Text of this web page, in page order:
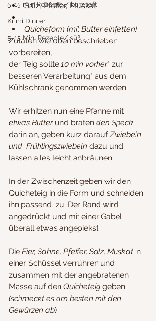
5-15 min Rezepte / herzhaft
Krimi Dinner
5-15 Min. Rezepte/ süß
Salz, Pfeffer, Muskat
Quicheform (mit Butter einfetten)
Zutaten wie oben beschrieben
vorbereiten,
der Teig sollte 10 min vorher" zur
besseren Verarbeitung" aus dem
Kühlschrank genommen werden.
Wir erhitzen nun eine Pfanne mit
etwas Butter und braten den Speck
darin an, geben kurz darauf Zwiebeln
und  Frühlingszwiebeln dazu und
lassen alles leicht anbräunen.
In der Zwischenzeit geben wir den
Quicheteig in die Form und schneiden
ihn passend  zu. Der Rand wird
angedrückt und mit einer Gabel
überall etwas angepiekst.
Die Eier, Sahne, Pfeffer, Salz, Muskat in
einer Schüssel verrühren und
zusammen mit der angebratenen
Masse auf den Quicheteig geben.
(schmeckt es am besten mit den
Gewürzen ab)